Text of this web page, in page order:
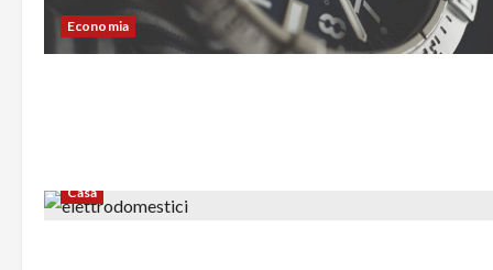
Economia
Casa